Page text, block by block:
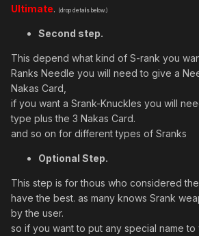
Ultimate. (drop details below.)
Second step.
This depend what kind of S-rank you
Ranks Needle you will need to give a
Nakas Card,
if you want a Srank-Knuckles you will
type plus the 3 Nakas Card.
and so on for different types of Sranks
Optional Step.
This step is for thous who considered
have the best. as many knows Srank
by the user.
so if you want to put any special name